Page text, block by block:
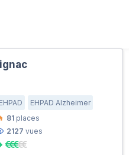
EHPAD
EHPAD Alzheimer
81 places
2127 vues